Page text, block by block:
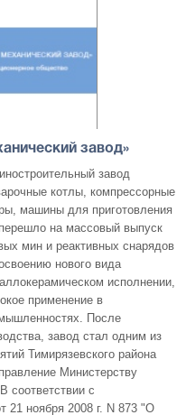
завод»
завод
котлы, компрессорные
машины для приготовления
на массовый выпуск
мин и реактивных снарядов
нового вида
исполнении,
применение в
После
завод стал одним из
Тимирязевского района
Министерству
соответствии с
21 ноября 2008 г. N 873 "О